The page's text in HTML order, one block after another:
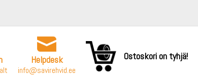
Helpdesk
info@savirehvid.ee
Ostoskori on tyhjä!